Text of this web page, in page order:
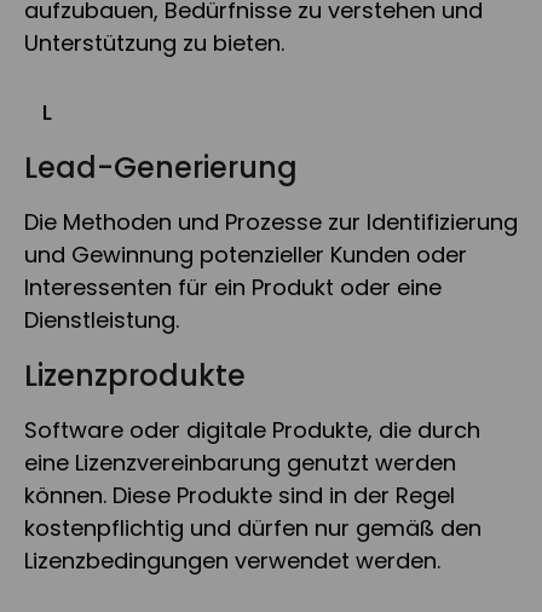
aufzubauen, Bedürfnisse zu verstehen und
Unterstützung zu bieten.
L
Lead-Generierung
Die Methoden und Prozesse zur Identifizierung
und Gewinnung potenzieller Kunden oder
Interessenten für ein Produkt oder eine
Dienstleistung.
Lizenzprodukte
Software oder digitale Produkte, die durch
eine Lizenzvereinbarung genutzt werden
können. Diese Produkte sind in der Regel
kostenpflichtig und dürfen nur gemäß den
Lizenzbedingungen verwendet werden.